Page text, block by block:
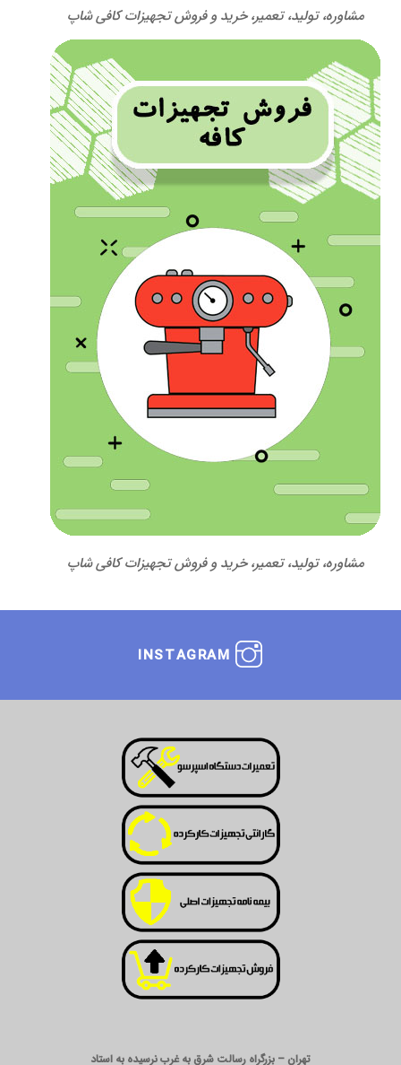
مشاوره، تولید، تعمیر، خرید و فروش تجهیزات کافی شاپ
مشاوره، تولید، تعمیر، خرید و فروش تجهیزات کافی شاپ
INSTAGRAM
تهران – بزرگراه رسالت شرق به غرب نرسیده به استاد